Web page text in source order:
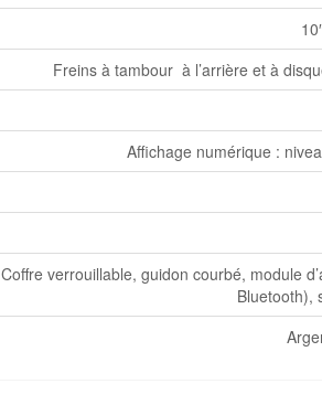
Freins à tambour à l’arrière et à
Affichage numérique :
Coffre verrouillable, guidon courbé, module
Bluetooth),